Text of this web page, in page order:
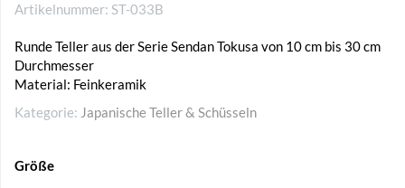
Artikelnummer: ST-033B
Runde Teller aus der Serie Sendan Tokusa von 10 cm bis 30 cm
Durchmesser
Material: Feinkeramik
Kategorie: Japanische Teller & Schüsseln
Größe